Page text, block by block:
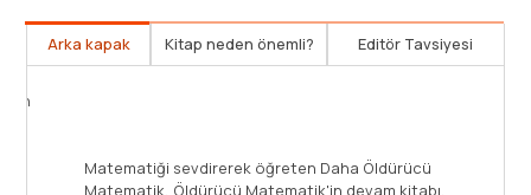
Arka kapak Kitap neden önemli? Editör Tavsiyesi
Yoksa matematik derslerinde uyuyor musunuz? O zaman
öldürücü bir matematiğe hazırlayın. Matematiğin
öldürücü olduğundan haberiniz yoksa bile bu kitabı